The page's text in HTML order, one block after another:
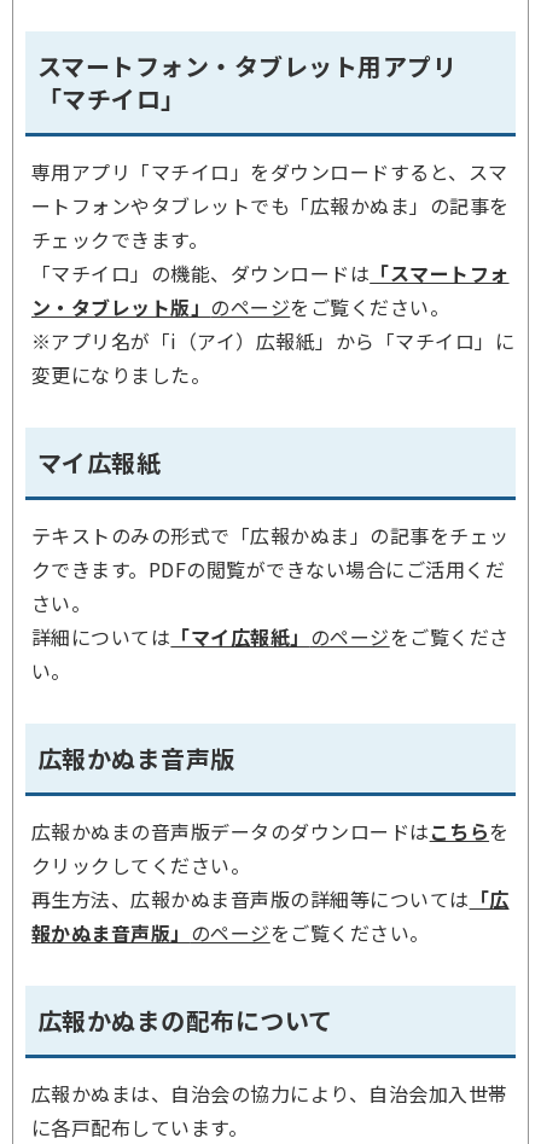
スマートフォン・タブレット用アプリ
「マチイロ」
専用アプリ「マチイロ」をダウンロードすると、スマ
ートフォンやタブレットでも「広報かぬま」の記事を
チェックできます。
「マチイロ」の機能、ダウンロードは 「スマートフォ
ン・タブレット版」 のページをご覧ください。
※アプリ名が「i（アイ）広報紙」から「マチイロ」に
変更になりました。
マイ広報紙
テキストのみの形式で「広報かぬま」の記事をチェッ
クできます。PDFの閲覧ができない場合にご活用くだ
さい。
詳細については 「マイ広報紙」 のページをご覧くださ
い。
広報かぬま音声版
広報かぬまの音声版データのダウンロードはこちらを
クリックしてください。
再生方法、広報かぬま音声版の詳細等については 「広
報かぬま音声版」 のページをご覧ください。
広報かぬまの配布について
広報かぬまは、自治会の協力により、自治会加入世帯
に各戸配布しています。